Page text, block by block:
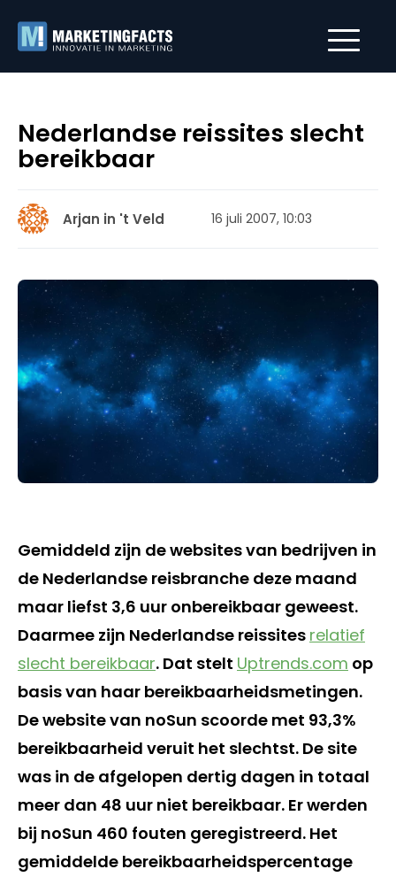
Nederlandse reissites slecht
bereikbaar
Arjan in 't Veld 16 juli 2007, 10:03
Gemiddeld zijn de websites van bedrijven in
de Nederlandse reisbranche deze maand
maar liefst 3,6 uur onbereikbaar geweest.
Daarmee zijn Nederlandse reissites relatief
slecht bereikbaar. Dat stelt Uptrends.com op
basis van haar bereikbaarheidsmetingen.
De website van noSun scoorde met 93,3%
bereikbaarheid veruit het slechtst. De site
was in de afgelopen dertig dagen in totaal
meer dan 48 uur niet bereikbaar. Er werden
bij noSun 460 fouten geregistreerd. Het
gemiddelde bereikbaarheidspercentage